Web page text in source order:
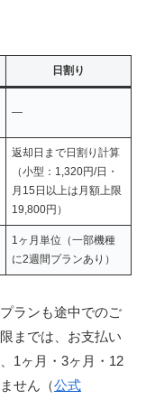
日割り
—
返却日まで日割り計算
（小型：1,320円/日・
月15日以上は月額上限
19,800円）
1ヶ月単位（一部機種
に2週間プランあり）
ランも途中でのご
までは、お支払い
1ヶ月・3ヶ月・12
せん（公式